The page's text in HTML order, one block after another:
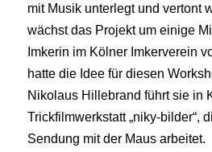
mit Musik unterlegt und vertont
wächst das Projekt um einige
Imkerin im Kölner Imkerverein
hatte die Idee für diesen
Nikolaus Hillebrand führt sie in
Trickfilmwerkstatt „niky-bilder“,
Sendung mit der Maus arbeitet.